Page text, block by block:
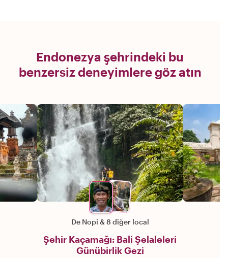
Endonezya şehrindeki bu
benzersiz deneyimlere göz atın
De Nopi &8 diğer local
Şehir Kaçamağı: Bali Şelaleleri
Günübirlik Gezi